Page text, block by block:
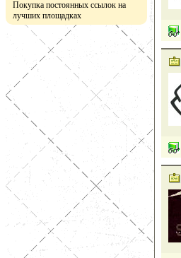
Покупка постоянных ссылок на
лучших площадках